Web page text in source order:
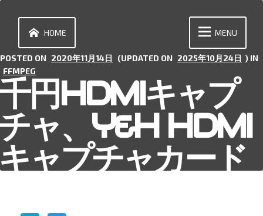
content
円HDMIキャプ
ャ、Y&H HDMI
ャプチャカード
POSTED ON 2020年11月14日 (UPDATED ON 2025年10月24日 ) IN
FFMPEG
HOME MENU